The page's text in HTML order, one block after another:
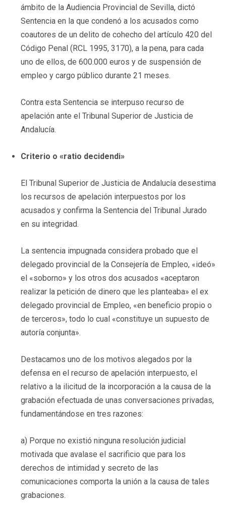
ámbito de la Audiencia Provincial de Sevilla, dictó
Sentencia en la que condenó a los acusados como
coautores de un delito de cohecho del artículo 420 del
Código Penal (RCL 1995, 3170), a la pena, para cada
uno de ellos, de 600.000 euros y de suspensión de
empleo y cargo público durante 21 meses.
Contra esta Sentencia se interpuso recurso de
apelación ante el Tribunal Superior de Justicia de
Andalucía.
Criterio o «ratio decidendi»
El Tribunal Superior de Justicia de Andalucía desestima
los recursos de apelación interpuestos por los
acusados y confirma la Sentencia del Tribunal Jurado
en su integridad.
La sentencia impugnada considera probado que el
delegado provincial de la Consejería de Empleo, «ideó»
el «soborno» y los otros dos acusados «aceptaron
realizar la petición de dinero que les planteaba» el ex
delegado provincial de Empleo, «en beneficio propio o
de terceros», todo lo cual «constituye un supuesto de
autoría conjunta».
Destacamos uno de los motivos alegados por la
defensa en el recurso de apelación interpuesto, el
relativo a la ilicitud de la incorporación a la causa de la
grabación efectuada de unas conversaciones privadas,
fundamentándose en tres razones:
a) Porque no existió ninguna resolución judicial
motivada que avalase el sacrificio que para los
derechos de intimidad y secreto de las
comunicaciones comporta la unión a la causa de tales
grabaciones.